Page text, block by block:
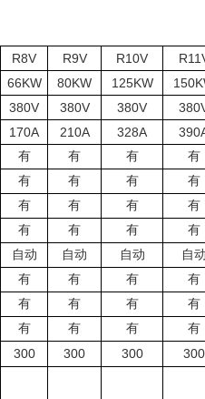
R8V R9V R10V R
66KW 80KW 125KW
380V 380V 380V
170A 210A 328A
有 有 有
有
有 有 有
有
有 有 有
有
有 有 有
有
自动 自动 自动
自动
有 有 有
有
有 有 有
有
有 有 有
有
300 300 300 300